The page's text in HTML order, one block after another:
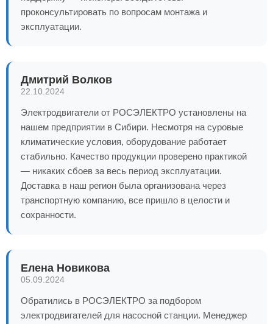
проконсультировать по вопросам монтажа и
эксплуатации.
Дмитрий Волков
22.10.2024
Электродвигатели от РОСЭЛЕКТРО установлены на
нашем предприятии в Сибири. Несмотря на суровые
климатические условия, оборудование работает
стабильно. Качество продукции проверено практикой
— никаких сбоев за весь период эксплуатации.
Доставка в наш регион была организована через
транспортную компанию, все пришло в целости и
сохранности.
Елена Новикова
05.09.2024
Обратились в РОСЭЛЕКТРО за подбором
электродвигателей для насосной станции. Менеджер